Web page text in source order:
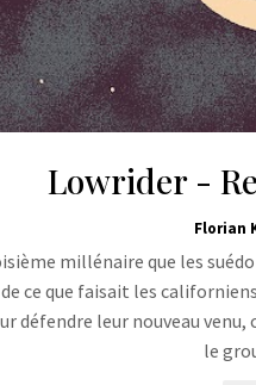
Lowrider -
Florian
millénaire que les
ce que faisait les
défendre leur nouveau
le